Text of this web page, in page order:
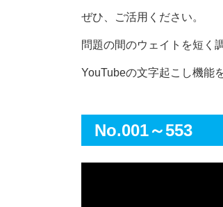
ぜひ、ご活用ください。
問題の間のウェイトを短く
YouTubeの文字起こし機能
No.001～553